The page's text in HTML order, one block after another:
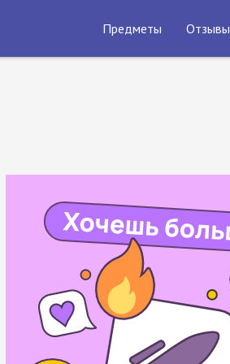
Предметы Отзывы